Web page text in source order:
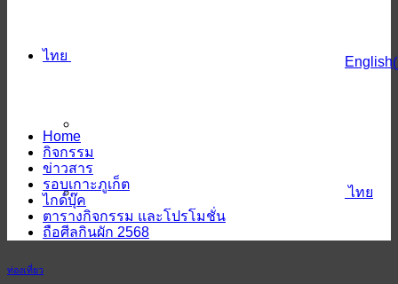
ไทย
ไทย
English(
Home
กิจกรรม
ข่าวสาร
รอบเกาะภูเก็ต
ไกด์บุ๊ค
ตารางกิจกรรม และโปรโมชั่น
ถือศีลกินผัก 2568
ท่องเที่ยว